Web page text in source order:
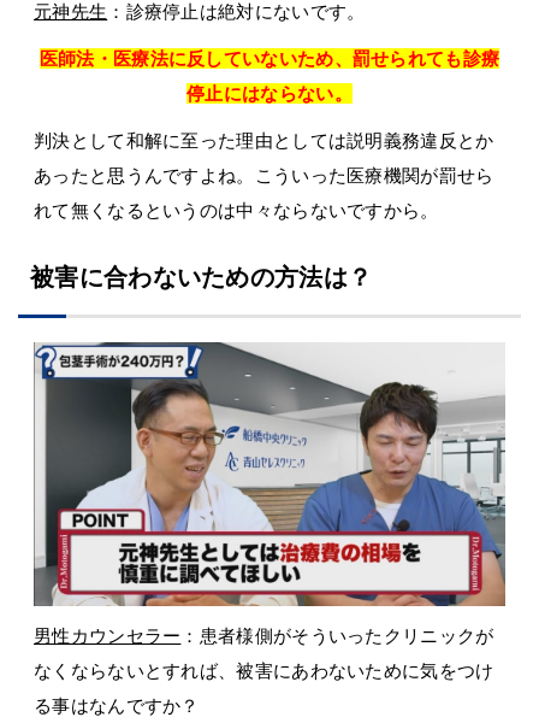
元神先生 ：診療停止は絶対にないです。
医師法・医療法に反していないため、罰せられても診療
停止にはならない。
判決として和解に至った理由としては説明義務違反とか
あったと思うんですよね。こういった医療機関が罰せら
れて無くなるというのは中々ならないですから。
被害に合わないための方法は？
男性カウンセラー ：患者様側がそういったクリニックが
なくならないとすれば、被害にあわないために気をつけ
る事はなんですか？